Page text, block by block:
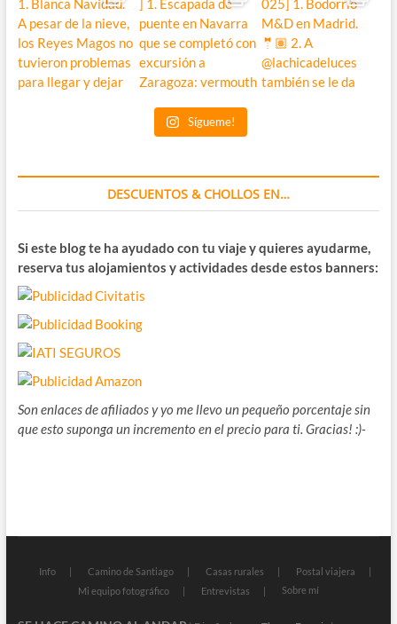
Sígueme!
DESCUENTOS & CHOLLOS EN…
Si este blog te ha ayudado con tu viaje y quieres ayudarme,
reserva tus alojamientos y actividades desde estos banners:
Son enlaces de afiliados y yo me llevo un pequeño porcentaje sin
que esto suponga un incremento en el precio para ti. Gracias! :)-
Info Camino de Santiago Casas rurales
Postal viajera
Mi equipo fotográfico
Entrevistas Sobre mí